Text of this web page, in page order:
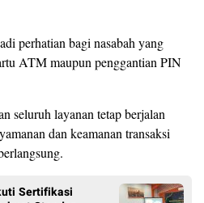
perhatian bagi nasabah yang
ATM maupun penggantian PIN
seluruh layanan tetap berjalan
dan keamanan transaksi
Sertifikasi